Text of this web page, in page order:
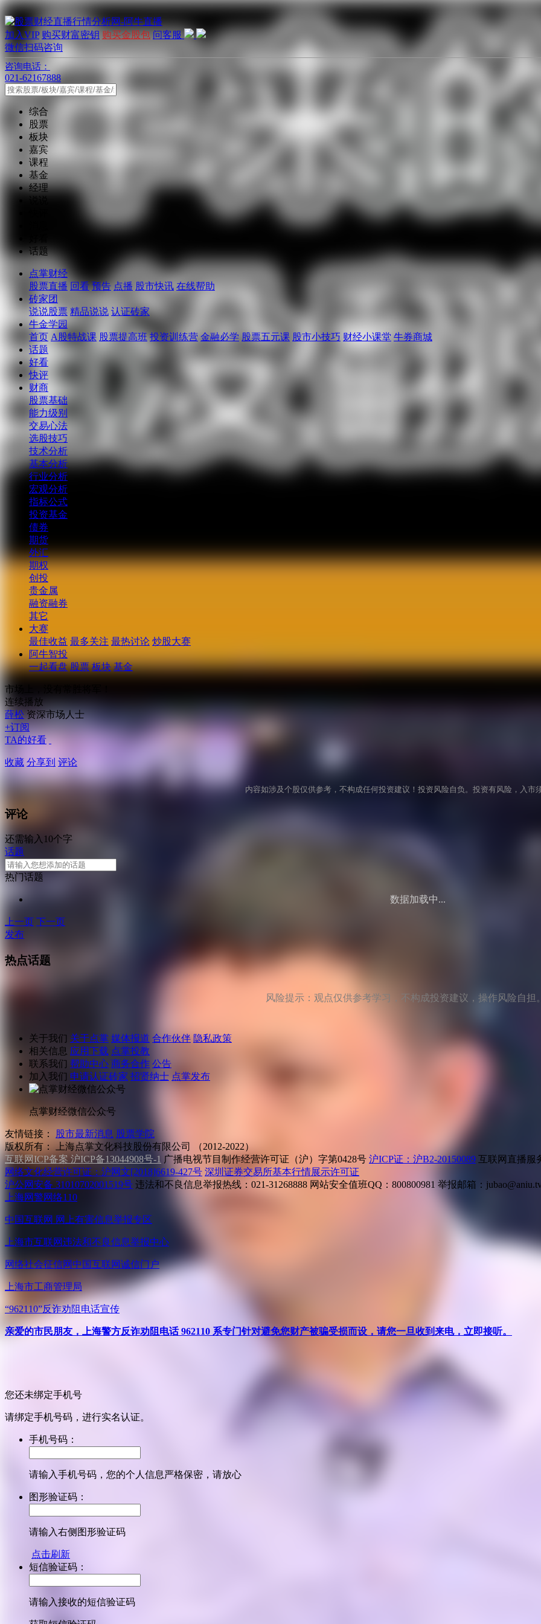
加入VIP 购买财富密钥 购买金股包 问客服
微信扫码咨询
咨询电话：
021-62167888
综合
股票
板块
嘉宾
课程
基金
经理
话题
点掌财经
股票直播 回看 预告 点播 股市快讯 在线帮助
砖家团
说说股票 精品说说 认证砖家
牛金学园
首页 A股特战课 股票提高班 投资训练营 金融必学 股票五元课 股市小技巧 财经小课堂 牛券商城
话题
好看
快评
财商
股票基础
能力级别
交易心法
选股技巧
技术分析
基本分析
行业分析
宏观分析
指标公式
投资基金
债券
期货
外汇
期权
创投
贵金属
融资融券
其它
大赛
最佳收益 最多关注 最热讨论 炒股大赛
阿牛智投
一起看盘 股票 板块 基金
市场上，没有常胜将军！
连续播放
薛松 资深市场人士
+订阅
TA的好看
收藏 分享到 评论
内容如涉及个股仅供参考，不构成任何投资建议！投资风险自负。投资有风险，入市
评论
还需输入10个字
话题
热门话题
数据加载中...
上一页 下一页
发布
热点话题
风险提示：观点仅供参考学习，不构成投资建议，操作风险自担
关于我们 关于点掌 媒体报道 合作伙伴 隐私政策
相关信息 应用下载 点掌投教
联系我们 帮助中心 商务合作 公告
加入我们 申请认证砖家 招贤纳士 点掌发布
点掌财经微信公众号
友情链接： 股市最新消息 股票学院
版权所有：
上海点掌文化科技股份有限公司 （2012-2022）
互联网ICP备案 沪ICP备13044908号-1 广播电视节目制作经营许可证（沪）字第0428号 沪ICP证：沪B2-20150089 互联网直播服
网络文化经营许可证：沪网文[2018]6619-427号 深圳证券交易所基本行情展示许可证
沪公网安备 31010702001519号 违法和不良信息举报热线：021-31268888 网站安全值班QQ：800800981 举报邮箱：
上海网警网络110
中国互联网 网上有害信息举报专区
上海市互联网违法和不良信息举报中心
网络社会征信网中国互联网诚信门户
上海市工商管理局
“962110”反诈劝阻电话宣传
亲爱的市民朋友，上海警方反诈劝阻电话 962110 系专门针对避免您财产被骗受损而设，请您一旦收到来电，立即接听。
您还未绑定手机号
请绑定手机号码，进行实名认证。
手机号码：
请输入手机号码，您的个人信息严格保密，请放心
图形验证码：
请输入右侧图形验证码
点击刷新
短信验证码：
请输入接收的短信验证码